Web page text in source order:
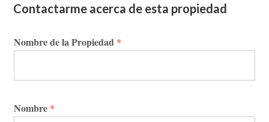
Contactarme acerca de esta propiedad
Nombre de la Propiedad *
Nombre *